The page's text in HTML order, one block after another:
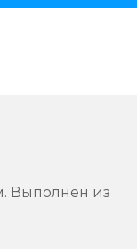
Выполнен из